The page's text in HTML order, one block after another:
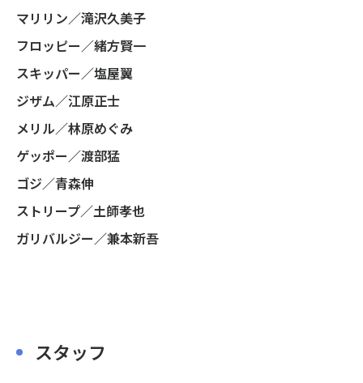
マリリン／滝沢久美子
フロッピー／緒方賢一
スキッパー／塩屋翼
ジザム／江原正士
メリル／林原めぐみ
ゲッポー／渡部猛
ゴジ／青森伸
ストリープ／土師孝也
ガリバルジー／兼本新吾
スタッフ